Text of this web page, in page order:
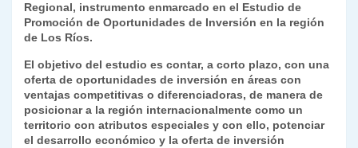
Regional, instrumento enmarcado en el Estudio de
Promoción de Oportunidades de Inversión en la región
de Los Ríos.
El objetivo del estudio es contar, a corto plazo, con una
oferta de oportunidades de inversión en áreas con
ventajas competitivas o diferenciadoras, de manera de
posicionar a la región internacionalmente como un
territorio con atributos especiales y con ello, potenciar
el desarrollo económico y la oferta de inversión